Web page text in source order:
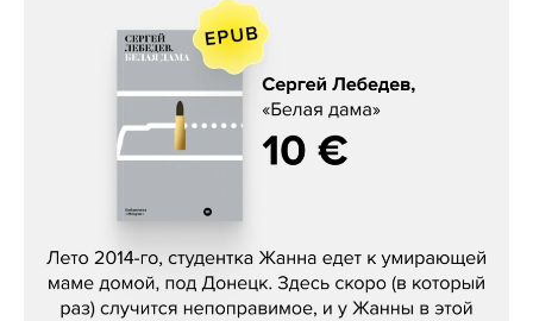
Сергей Лебедев, «Белая дама»